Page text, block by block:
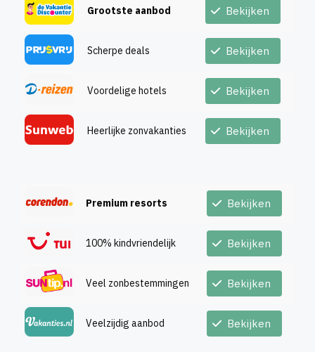
Grootste aanbod Bekijken
Scherpe deals Bekijken
Voordelige hotels Bekijken
Heerlijke zonvakanties Bekijken
Premium resorts Bekijken
100% kindvriendelijk Bekijken
Veel zonbestemmingen Bekijken
Veelzijdig aanbod Bekijken